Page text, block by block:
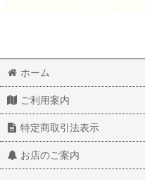
220
ホーム
ご利用案内
特定商取引法表示
お店のご案内